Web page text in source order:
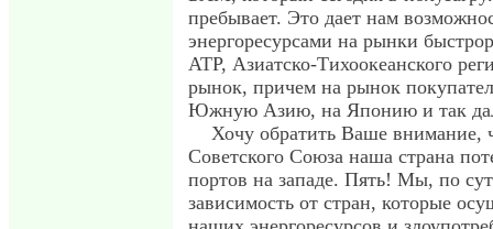
пребывает. Это дает нам
энергоресурсами на рынки
АТР, Азиатско-Тихоокеанского
рынок, причем на рынок
Южную Азию, на Японию и так
Хочу обратить Ваше внимание,
Советского Союза наша страна
портов на западе. Пять! Мы, по
зависимость от стран, которые